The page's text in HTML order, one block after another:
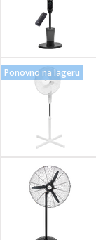
Ponovno na lageru